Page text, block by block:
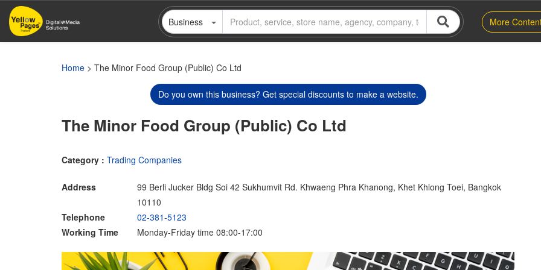
Skip
main
Business More
Home > The Minor Food Group (Public) Co Ltd
Do you own this business? Get special discounts to make a website.
The Minor Food Group (Public) Co Ltd
Category : Trading Companies
Address
99 Berli Jucker Bldg Soi 42 Sukhumvit Rd. Khwaeng Phra Khanong, Khet Khlong Toei, Bangkok
10110
Telephone
02-381-5123
Working Time
Monday-Friday time 08:00-17:00